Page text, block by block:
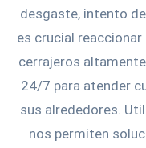
desgaste, intento
es crucial
cerrajeros
24/7 para atender
sus alrededores.
nos permiten